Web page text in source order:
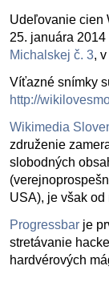
Udeľovanie cien
25. januára
Michalskej č. 3,
Víťazné snímky
http://
Wikimedia
združenie
slobodných
USA), je však
Progressbar je
stretávanie
hardvérových